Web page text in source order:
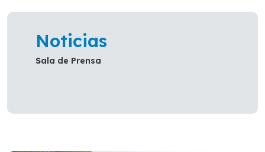
Noticias
Sala de Prensa